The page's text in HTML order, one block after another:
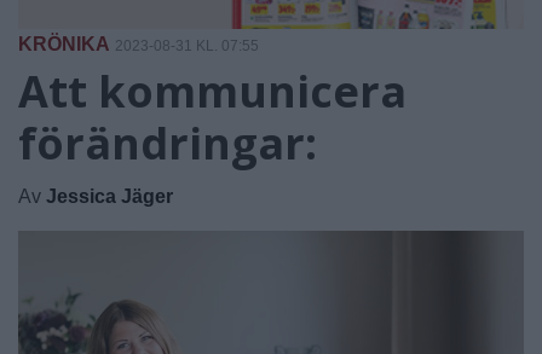
KRÖNIKA 2023-08-31 KL. 07:55
Att kommunicera
förändringar:
Av Jessica Jäger